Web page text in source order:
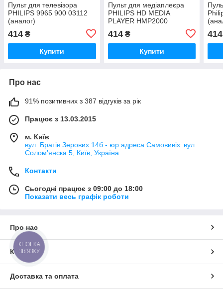
Пульт для телевізора
PHILIPS 9965 900 03112
(аналог)
414 ₴
Купити
Пульт для медіаплеєра
PHILIPS HD MEDIA
PLAYER HMP2000
414₴
Купити
414
Про нас
91% позитивних з 387 відгуків за рік
Працює з 13.03.2015
м. Київ
вул. Братів Зерових 14б - юр.адреса Самовивіз: вул.
Соломʼянска 5, Київ, Україна
Контакти
Сьогодні працює з 09:00 до 18:00
Показати весь графік роботи
Про нас
Контакти
Доставка та оплата
КНОПКА
ЗВ'ЯЗКУ